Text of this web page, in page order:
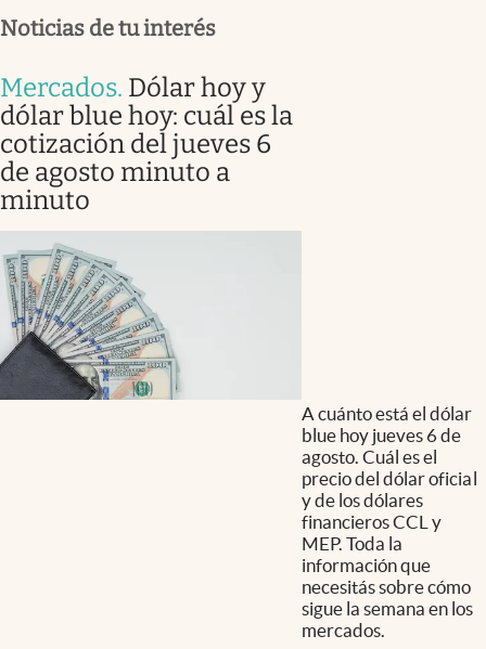
Noticias de tu interés
Mercados. Dólar hoy y
dólar blue hoy: cuál es la
cotización del jueves 6
de agosto minuto a
minuto
A cuánto está el dólar
blue hoy jueves 6 de
agosto. Cuál es el
precio del dólar oficial
y de los dólares
financieros CCL y
MEP. Toda la
información que
necesitás sobre cómo
sigue la semana en los
mercados.